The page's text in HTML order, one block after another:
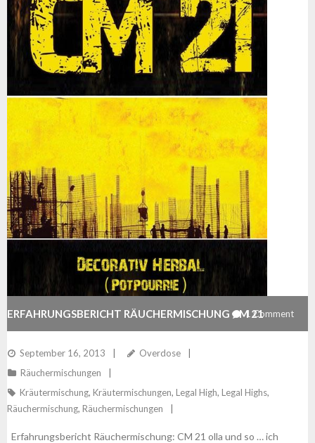
ERFAHRUNGSBERICHT RÄUCHERMISCHUNG CM 21
September 16, 2013
Overdose
Räuchermischungen
Kräutermischung, Kräutermischungen, Legal High, Legal Highs,
Räuchermischung, Räuchermischungen
1 Comment
Erfahrungsbericht Räuchermischung: CM 21 olla und so … ich